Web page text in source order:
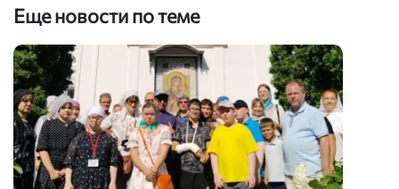
Еще новости по теме